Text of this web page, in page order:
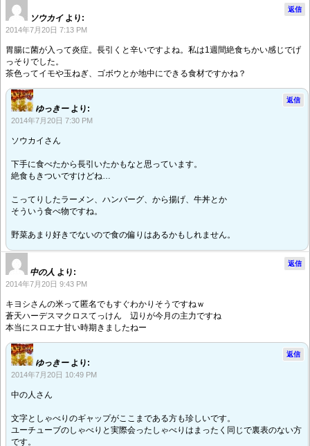
ソウカイ より:
2014年7月20日 7:13 PM
胃腸に菌が入って炎症。長引くと辛いですよね。私は1週間絶食ちかい感じでげ
っそりでした。
茶色ってイモや玉ねぎ、ゴボウとか地中にできる食材ですかね？
返信
ゆっきー より:
2014年7月20日 7:30 PM
ソウカイさん
下手に食べたから長引いたかもなと思っています。
絶食もきついですけどね…
こってりしたラーメン、ハンバーグ、から揚げ、牛丼とか
そういう食べ物ですね。
野菜あまり好きでないので食の偏りはあるかもしれません。
返信
中の人 より:
2014年7月20日 9:43 PM
キヨシさんの米って匿名でもすぐわかりそうですねｗ
蒼天ハーデスマクロスてっけん 辺りが今月の主力ですね
本当にスロエナ甘い時期きましたねー
返信
ゆっきー より:
2014年7月20日 10:49 PM
中の人さん
文字としゃべりのギャップがここまである方も珍しいです。
ユーチューブのしゃべりと実際会ったしゃべりはまったく同じで裏表のない方
です。
返信